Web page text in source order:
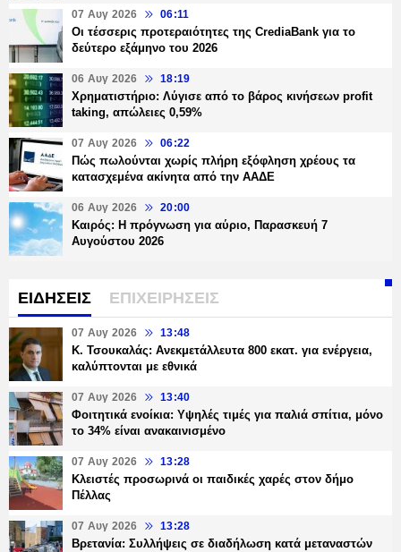
07 Αυγ 2026 06:11
Οι τέσσερις προτεραιότητες της CrediaBank για το
δεύτερο εξάμηνο του 2026
06 Αυγ 2026 18:19
Χρηματιστήριο: Λύγισε από το βάρος κινήσεων profit
taking, απώλειες 0,59%
07 Αυγ 2026 06:22
Πώς πωλούνται χωρίς πλήρη εξόφληση χρέους τα
κατασχεμένα ακίνητα από την ΑΑΔΕ
06 Αυγ 2026 20:00
Καιρός: Η πρόγνωση για αύριο, Παρασκευή 7
Αυγούστου 2026
ΕΙΔΗΣΕΙΣ ΕΠΙΧΕΙΡΗΣΕΙΣ
07 Αυγ 2026 13:48
Κ. Τσουκαλάς: Ανεκμετάλλευτα 800 εκατ. για ενέργεια,
καλύπτονται με εθνικά
07 Αυγ 2026 13:40
Φοιτητικά ενοίκια: Υψηλές τιμές για παλιά σπίτια, μόνο
το 34% είναι ανακαινισμένο
07 Αυγ 2026 13:28
Κλειστές προσωρινά οι παιδικές χαρές στον δήμο
Πέλλας
07 Αυγ 2026 13:28
Βρετανία: Συλλήψεις σε διαδήλωση κατά μεταναστών